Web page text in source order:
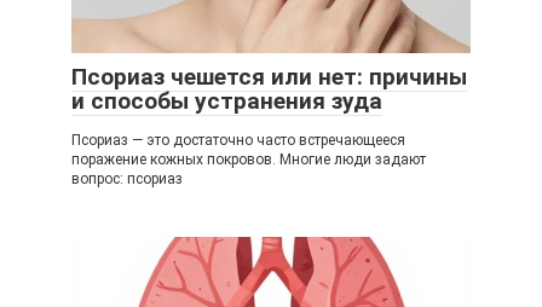
Псориаз чешется или нет: причины
и способы устранения зуда
Псориаз — это достаточно часто встречающееся
поражение кожных покровов. Многие люди задают
вопрос: псориаз